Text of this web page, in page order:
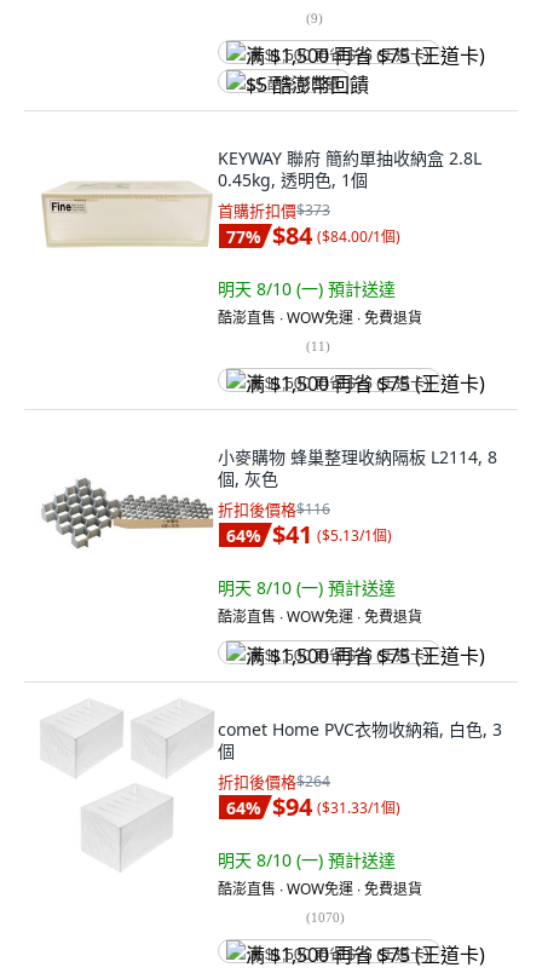
(9)
满 $1,500 再省 $75 (王道卡)
$5 酷澎幣回饋
KEYWAY 聯府 簡約單抽收納盒 2.8L
0.45kg, 透明色, 1個
首購折扣價$373
77% $84 ($84.00/1個)
明天 8/10 (一) 預計送達
酷澎直售 ∙ WOW免運 ∙ 免費退貨
(11)
满 $1,500 再省 $75 (王道卡)
小麥購物 蜂巢整理收納隔板 L2114, 8
個, 灰色
折扣後價格$116
64% $41 ($5.13/1個)
明天 8/10 (一) 預計送達
酷澎直售 ∙ WOW免運 ∙ 免費退貨
满 $1,500 再省 $75 (王道卡)
comet Home PVC衣物收納箱, 白色, 3
個
折扣後價格$264
64% $94 ($31.33/1個)
明天 8/10 (一) 預計送達
酷澎直售 ∙ WOW免運 ∙ 免費退貨
(1070)
满 $1,500 再省 $75 (王道卡)